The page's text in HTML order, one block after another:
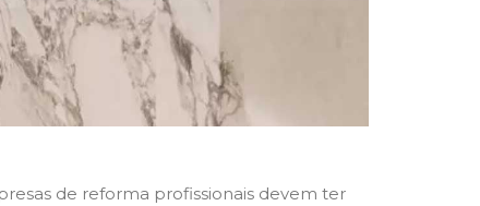
de reforma profissionais devem ter